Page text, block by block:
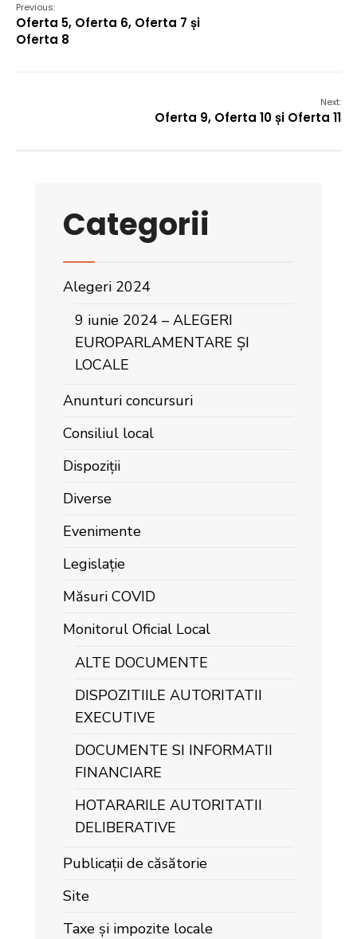
Previous:
Oferta 5, Oferta 6, Oferta 7 și
Oferta 8
Next:
Oferta 9, Oferta 10 și Oferta 11
Categorii
Alegeri 2024
9 iunie 2024 – ALEGERI
EUROPARLAMENTARE ȘI
LOCALE
Anunturi concursuri
Consiliul local
Dispoziții
Diverse
Evenimente
Legislație
Măsuri COVID
Monitorul Oficial Local
ALTE DOCUMENTE
DISPOZITIILE AUTORITATII
EXECUTIVE
DOCUMENTE SI INFORMATII
FINANCIARE
HOTARARILE AUTORITATII
DELIBERATIVE
Publicații de căsătorie
Site
Taxe și impozite locale